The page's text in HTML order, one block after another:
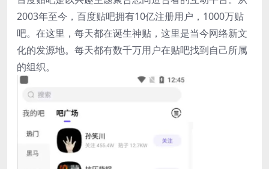
2003年至今，百度贴吧拥有10亿注册用户，1000万贴
吧。在这里，每天都在诞生神贴，这里是当今网络新文
化的发源地。每天都有数千万用户在贴吧找到自己所属
的组织。